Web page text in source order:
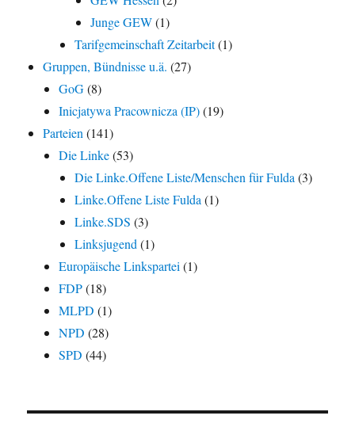
Junge GEW(1)
Tarifgemeinschaft Zeitarbeit(1)
Gruppen, Bündnisse u.ä. (27)
GoG(8)
Inicjatywa Pracownicza (IP)(19)
Parteien (141)
Die Linke(53)
Die Linke.Offene Liste/Menschen für Fulda (3)
Linke.Offene Liste Fulda (1)
Linke.SDS (3)
Linksjugend (1)
Europäische Linkspartei (1)
FDP(18)
MLPD (1)
NPD (28)
SPD (44)